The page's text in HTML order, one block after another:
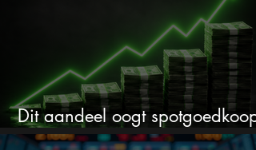
Dit aandeel oogt spotgoedkoop
voor hoeveel het kan stijgen